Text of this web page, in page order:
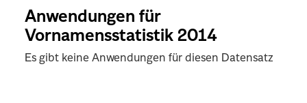
Anwendungen für
Vornamensstatistik 2014
Es gibt keine Anwendungen für diesen Datensatz